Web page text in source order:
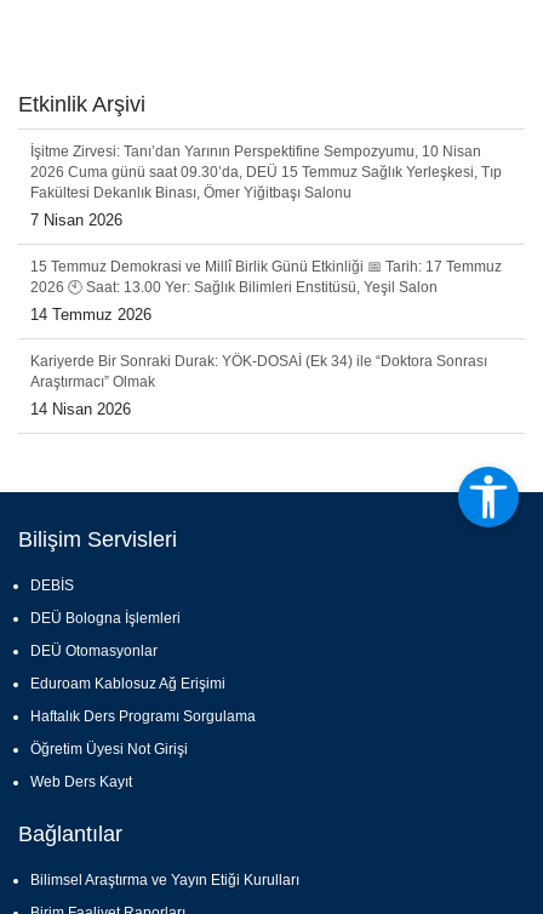
Etkinlik Arşivi
İşitme Zirvesi: Tanı’dan Yarının Perspektifine Sempozyumu, 10 Nisan
2026 Cuma günü saat 09.30’da, DEÜ 15 Temmuz Sağlık Yerleşkesi, Tıp
Fakültesi Dekanlık Binası, Ömer Yiğitbaşı Salonu
7 Nisan 2026
15 Temmuz Demokrasi ve Millî Birlik Günü Etkinliği 📅 Tarih: 17 Temmuz
2026 🕙 Saat: 13.00 Yer: Sağlık Bilimleri Enstitüsü, Yeşil Salon
14 Temmuz 2026
Kariyerde Bir Sonraki Durak: YÖK-DOSAİ (Ek 34) ile “Doktora Sonrası
Araştırmacı” Olmak
14 Nisan 2026
Bilişim Servisleri
DEBİS
DEÜ Bologna İşlemleri
DEÜ Otomasyonlar
Eduroam Kablosuz Ağ Erişimi
Haftalık Ders Programı Sorgulama
Öğretim Üyesi Not Girişi
Web Ders Kayıt
Bağlantılar
Bilimsel Araştırma ve Yayın Etiği Kurulları